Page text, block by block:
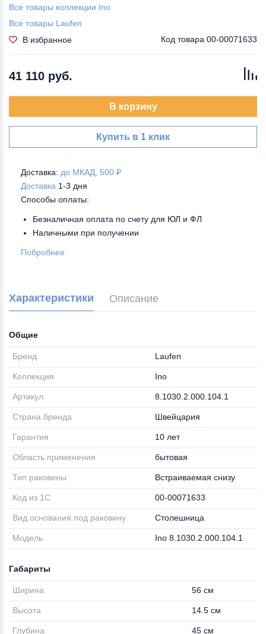
Все товары коллекции Ino
Все товары Laufen
В избранное
Код товара 00-00071633
41 110 руб.
В корзину
Купить в 1 клик
Доставка: до МКАД, 500 ₽
Доставка 1-3 дня
Способы оплаты:
Безналичная оплата по счету для ЮЛ и ФЛ
Наличными при получении
Побробнее
Характеристики Описание
Общие
Бренд Laufen
Коллекция Ino
Артикул 8.1030.2.000.104.1
Страна бренда Швейцария
Гарантия 10 лет
Область применения бытовая
Тип раковины Встраиваемая снизу
Код из 1С 00-00071633
Вид основания под раковину Столешница
Модель Ino 8.1030.2.000.104.1
Габариты
Ширина 56 см
Высота 14.5 см
Глубина 45 см